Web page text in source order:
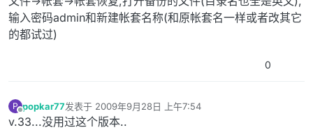
输入密码admin和新建帐套名称(和原帐套名一样或者改其它
的都试过)
0
P
离线
popkar77发表于 2009年9月28日 上午7:54
最后由 编辑
v.33...没用过这个版本..